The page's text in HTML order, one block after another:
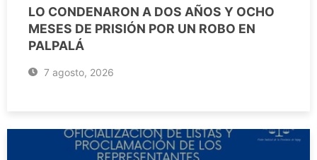
LO CONDENARON A DOS AÑOS Y OCHO
MESES DE PRISIÓN POR UN ROBO EN
PALPALÁ
7 agosto, 2026